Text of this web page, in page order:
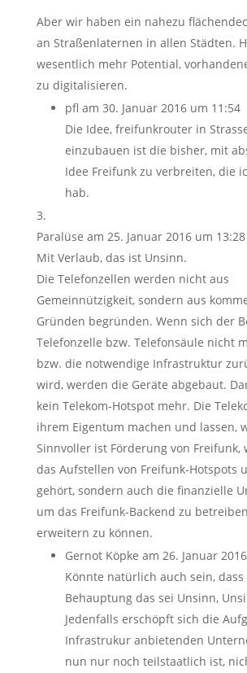
Aber wir haben ein nahezu
an Straßenlaternen in allen Städten.
wesentlich mehr Potential,
zu digitalisieren.
pfl am 30. Januar 2016 um 11:54
Die Idee, freifunkrouter in
einzubauen ist die bisher, mit
Idee Freifunk zu verbreiten, die
hab.
Paralüse am 25. Januar 2016 um 13:28
Mit Verlaub, das ist Unsinn.
Die Telefonzellen werden nicht aus
Gemeinnützigkeit, sondern aus
Gründen begründen. Wenn sich der
Telefonzelle bzw. Telefonsäule nicht
bzw. die notwendige Infrastruktur
wird, werden die Geräte abgebaut.
kein Telekom-Hotspot mehr. Die
ihrem Eigentum machen und lassen,
Sinnvoller ist Förderung von Freifunk,
das Aufstellen von Freifunk-Hotspots
gehört, sondern auch die finanzielle
um das Freifunk-Backend zu
erweitern zu können.
Gernot Köpke am 26. Januar
Könnte natürlich auch sein, dass
Behauptung das sei Unsinn,
Jedenfalls erschöpft sich die
Infrastrukur anbietenden
nun nur noch teilstaatlich ist,